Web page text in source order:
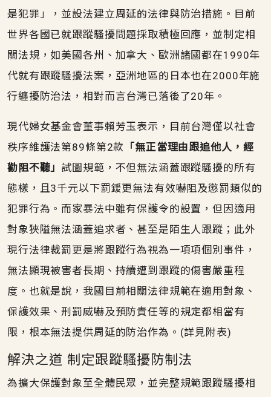
是犯罪」，並設法建立周延的法律與防治措施。目前
世界各國已就跟蹤騷擾問題採取積極回應，並制定相
關法規，如美國各州、加拿大、歐洲諸國都在1990年
代就有跟蹤騷擾法案，亞洲地區的日本也在2000年施
行纏擾防治法，相對而言台灣已落後了20年。
現代婦女基金會董事賴芳玉表示，目前台灣僅以社會
秩序維護法第89條第2款
「無正當理由跟追他人，經
勸阻不聽」 試圖規範，不但無法涵蓋跟蹤騷擾的所有
態樣，且3千元以下罰鍰更無法有效嚇阻及懲罰類似的
犯罪行為。而家暴法中雖有保護令的設置，但因適用
對象狹隘無法涵蓋追求者、甚至是陌生人跟蹤；此外
現行法律裁罰更是將跟蹤行為視為一項項個別事件，
無法顯現被害者長期、持續遭到跟蹤的傷害嚴重程
度。也就是說，我國目前相關法律規範在適用對象、
保護效果、刑罰威嚇及預防責任等的規定都相當有
限，根本無法提供周延的防治作為。(詳見附表)
解決之道 制定跟蹤騷擾防制法
為擴大保護對象至全體民眾，並完整規範跟蹤騷擾相